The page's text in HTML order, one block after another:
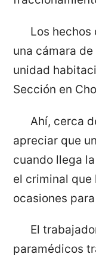
Los
una cámara
unidad
Sección en
Ahí, cerca
apreciar que
cuando llega
el criminal que
ocasiones
El
paramédicos